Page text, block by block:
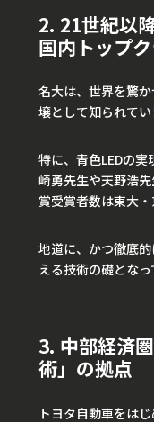
2. 21世紀以
国内トップ
名大は、世界を驚
壌として知られてい
特に、青色LEDの
崎勇先生や天野浩
賞受賞者数は東大・
地道に、かつ徹底
える技術の礎となっ
3. 中部経済
術」の拠点
トヨタ自動車をは